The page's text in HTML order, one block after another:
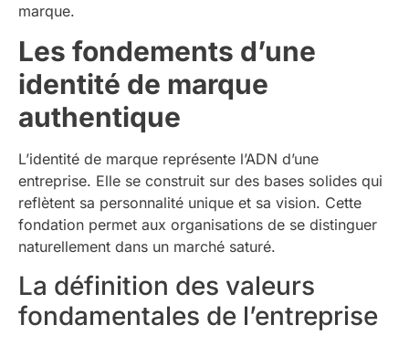
marque.
Les fondements d’une
identité de marque
authentique
L’identité de marque représente l’ADN d’une
entreprise. Elle se construit sur des bases solides qui
reflètent sa personnalité unique et sa vision. Cette
fondation permet aux organisations de se distinguer
naturellement dans un marché saturé.
La définition des valeurs
fondamentales de l’entreprise